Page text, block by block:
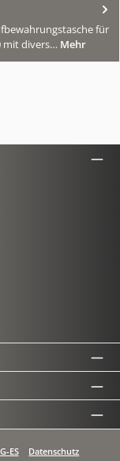
für
mit divers… Mehr
ES
Datenschutz